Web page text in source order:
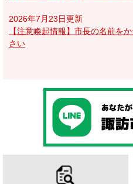
2026年7月23日更新
【注意喚起情報】市長の名前を
さい